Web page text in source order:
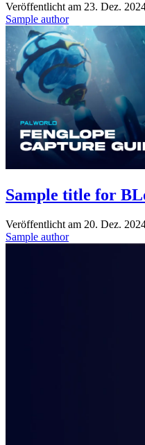
Veröffentlicht am 23. Dez.
Sample author
Sample title for
Veröffentlicht am 20. Dez.
Sample author